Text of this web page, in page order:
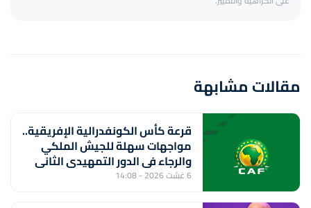
مقالات مشابهة
قرعة كأس الكونفدرالية الإفريقية..
مواجهات سهلة للجيش الملكي
والرجاء في الدور التمهيدي الثاني
6 غشت 2026 - 14:08